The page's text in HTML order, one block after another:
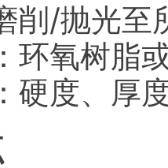
削/抛光至
环氧树脂
硬度、厚